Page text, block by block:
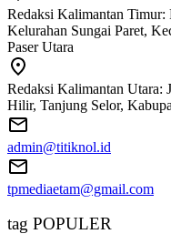
Redaksi Kalimantan
Kelurahan Sungai Paret,
Paser Utara
Redaksi Kalimantan Utara:
Hilir, Tanjung Selor,
admin@titiknol.id
tpmediaetam@gmail.com
tag POPULER